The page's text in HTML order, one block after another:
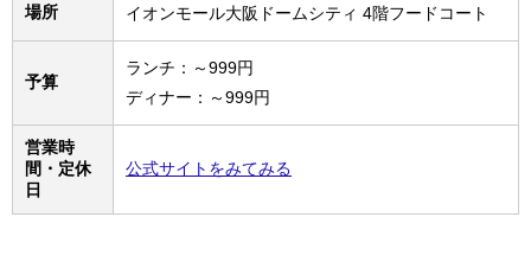
場所 イオンモール大阪ドームシティ 4階フードコート
予算
ランチ：～999円
ディナー：～999円
営業時
間・定休
日
公式サイトをみてみる